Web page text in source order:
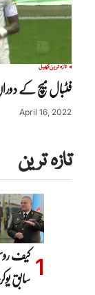
تازہ ترینکھیل
فٹبال میچ کے
April 16, 2022
تازہ ترین
کیف
سابق